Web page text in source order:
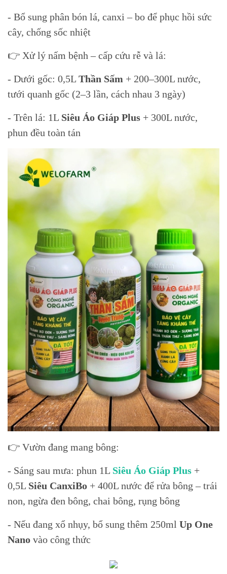
- Bổ sung phân bón lá, canxi – bo để phục hồi sức
cây, chống sốc nhiệt
👉 Xử lý nấm bệnh – cấp cứu rễ và lá:
- Dưới gốc: 0,5L Thần Sấm + 200–300L nước,
tưới quanh gốc (2–3 lần, cách nhau 3 ngày)
- Trên lá: 1L Siêu Áo Giáp Plus + 300L nước,
phun đều toàn tán
👉 Vườn đang mang bông:
- Sáng sau mưa: phun 1L Siêu Áo Giáp Plus +
0,5L Siêu CanxiBo + 400L nước để rửa bông – trái
non, ngừa đen bông, chai bông, rụng bông
- Nếu đang xổ nhụy, bổ sung thêm 250ml Up One
Nano vào công thức